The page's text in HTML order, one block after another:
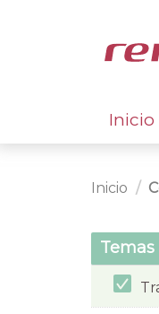
Inicio
Inicio
Temas